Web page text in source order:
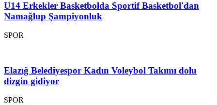
U14 Erkekler Basketbolda Sportif Basketbol'dan
Namağlup Şampiyonluk
SPOR
Elazığ Belediyespor Kadın Voleybol Takımı dolu
dizgin gidiyor
SPOR